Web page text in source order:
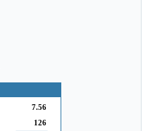
7.56
126